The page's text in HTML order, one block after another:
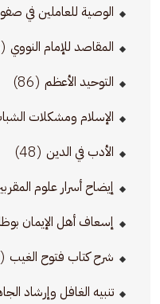
الوصية للعاملين في
المقاصد للإمام النووي (8)
التوحيد الأعظم (86)
الإسلام ومشكلات
الأدب في الدين (48)
إيضاح أسرار علوم
إسعاف أهل الإيمان
شرح كتاب فتوح الغيب (6)
تنبيه الغافل وإرشاد